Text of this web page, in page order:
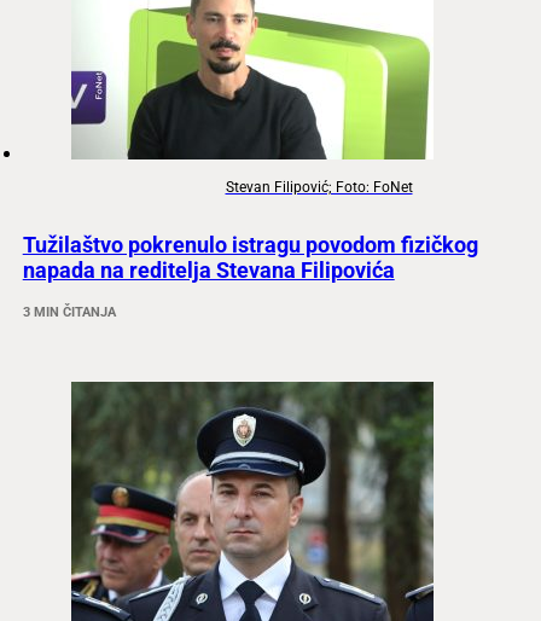
Stevan Filipović; Foto: FoNet
Tužilaštvo pokrenulo istragu povodom fizičkog
napada na reditelja Stevana Filipovića
3 MIN ČITANJA